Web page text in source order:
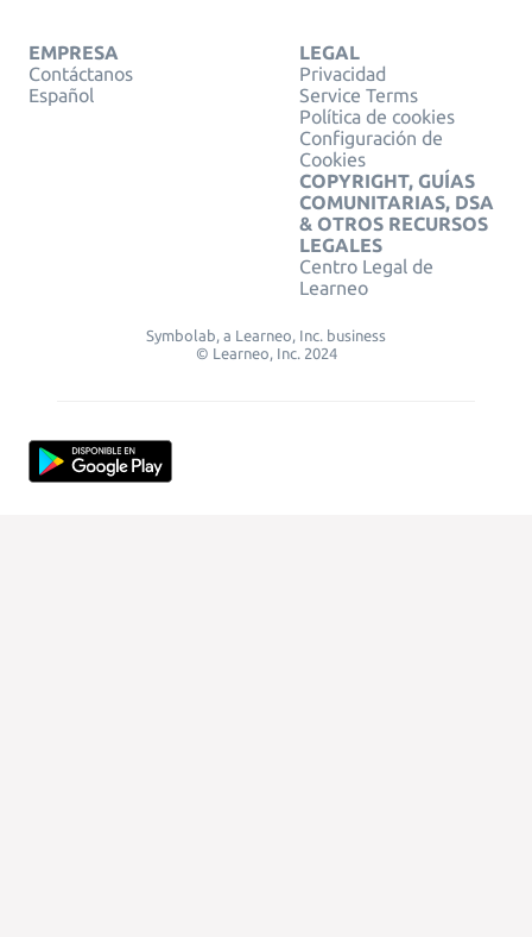
EMPRESA
Contáctanos
Español
LEGAL
Privacidad
Service Terms
Política de cookies
Configuración de
Cookies
COPYRIGHT, GUÍAS
COMUNITARIAS, DSA
& OTROS RECURSOS
LEGALES
Centro Legal de
Learneo
Symbolab, a Learneo, Inc. business
© Learneo, Inc. 2024